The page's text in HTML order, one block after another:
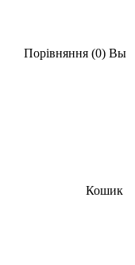
Порівняння (0) Вы
Кошик